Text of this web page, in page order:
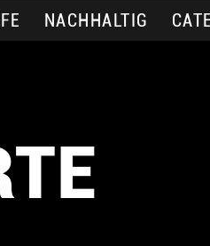
NACHHALTIG